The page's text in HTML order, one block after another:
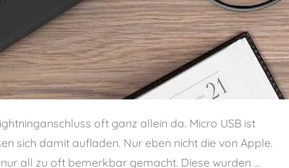
oft ganz allein da. Micro USB ist
sich damit aufladen. Nur eben nicht die von Apple.
all zu oft bemerkbar gemacht. Diese wurden ...